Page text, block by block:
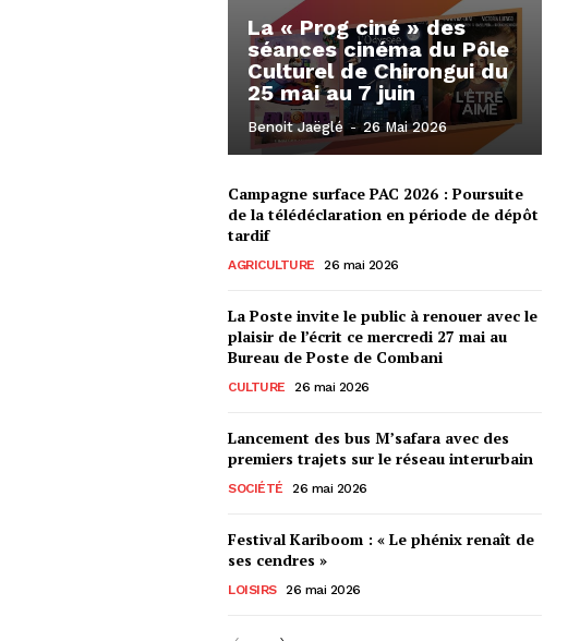
La « Prog ciné » des
séances cinéma du Pôle
Culturel de Chirongui du
25 mai au 7 juin
Benoit Jaëglé - 26 Mai 2026
Campagne surface PAC 2026 : Poursuite
de la télédéclaration en période de dépôt
tardif
AGRICULTURE 26 mai 2026
La Poste invite le public à renouer avec le
plaisir de l’écrit ce mercredi 27 mai au
Bureau de Poste de Combani
CULTURE 26 mai 2026
Lancement des bus M’safara avec des
premiers trajets sur le réseau interurbain
SOCIÉTÉ 26 mai 2026
Festival Kariboom : « Le phénix renaît de
ses cendres »
LOISIRS 26 mai 2026